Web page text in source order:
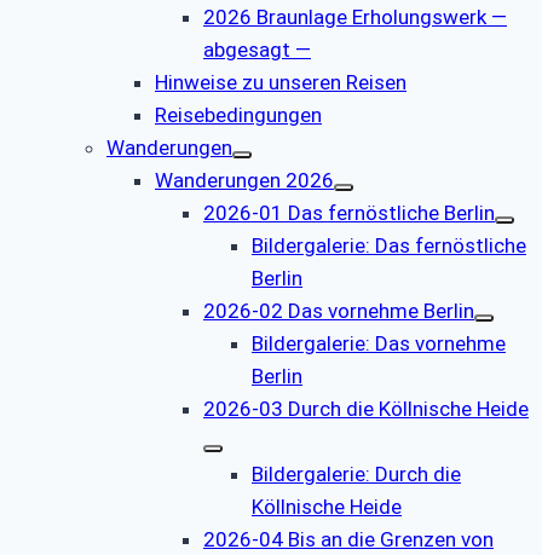
2026 Braunlage Erholungswerk —
abgesagt —
Hinweise zu unseren Reisen
Reisebedingungen
Wanderungen
Wanderungen 2026
2026-01 Das fernöstliche Berlin
Bildergalerie: Das fernöstliche
Berlin
2026-02 Das vornehme Berlin
Bildergalerie: Das vornehme
Berlin
2026-03 Durch die Köllnische Heide
Bildergalerie: Durch die
Köllnische Heide
2026-04 Bis an die Grenzen von